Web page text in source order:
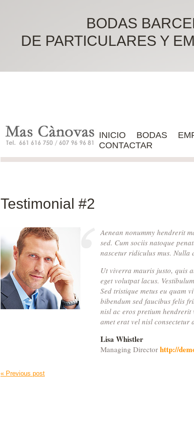
BODAS
DE PARTICULARES Y
INICIO BODAS
CONTACTAR
Testimonial #2
Aenean nonummy hendrerit
sed. Cum sociis natoque
nascetur ridiculus mus. Nulla
Ut viverra mauris justo, quis
eget volutpat lacus.
Sed tristique metus eu quam
bibendum sed faucibus felis
nisl ac eros pretium
amet erat vel nisl consectetur
Lisa Whistler
Managing Director http://
« Previous post